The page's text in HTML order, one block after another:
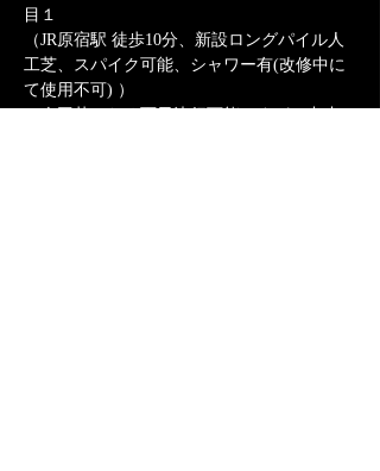
目１
（JR原宿駅 徒歩10分、新設ロングパイル人
工芝、スパイク可能、シャワー有(改修中に
て使用不可) ）